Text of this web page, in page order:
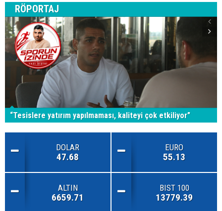
RÖPORTAJ
“Tesislere yatırım yapılmaması, kaliteyi çok etkiliyor”
DOLAR
47.68
EURO
55.13
ALTIN
6659.71
BIST 100
13779.39